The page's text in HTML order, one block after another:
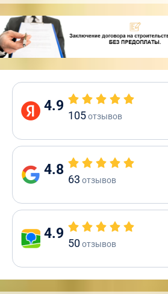
4.9
105отзывов
4.8
63 отзывов
4.9
50отзывов